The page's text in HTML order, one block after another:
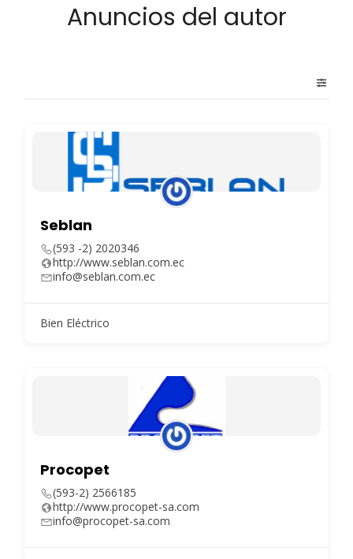
Anuncios del autor
Seblan
(593 -2) 2020346
http://www.seblan.com.ec
info@seblan.com.ec
Bien Eléctrico
Procopet
(593-2) 2566185
http://www.procopet-sa.com
info@procopet-sa.com